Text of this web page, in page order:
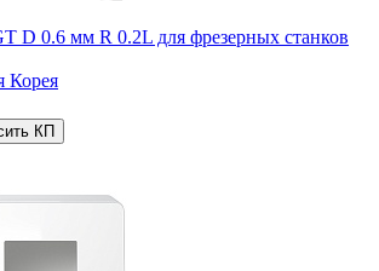
D 0.6 мм R 0.2L для фрезерных станков
КП